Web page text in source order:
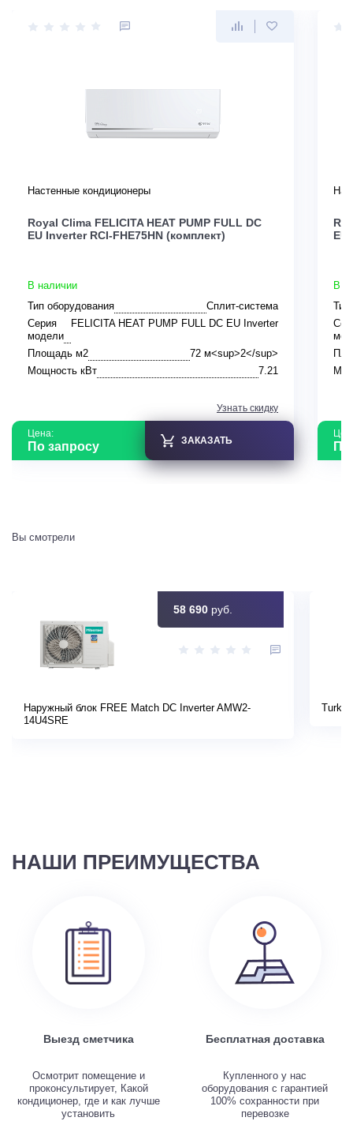
Настенные кондиционеры
Royal Clima FELICITA HEAT PUMP FULL DC
EU Inverter RCI-FHE75HN (комплект)
В наличии
Тип оборудования
Сплит-система
Серия
модели
FELICITA HEAT PUMP FULL DC EU Inverter
Площадь м2
72 м<sup>2</sup>
Мощность кВт
7.21
Узнать скидку
Цена:
По запросу ЗАКАЗАТЬ
EU
В
Тип
По
Вы смотрели
58 690 руб.
Наружный блок FREE Match DC Inverter AMW2-
14U4SRE
НАШИ ПРЕИМУЩЕСТВА
Выезд сметчика
Осмотрит помещение и
проконсультирует, Какой
кондиционер, где и как лучше
установить
Бесплатная доставка
Купленного у нас
оборудования с гарантией
100% сохранности при
перевозке